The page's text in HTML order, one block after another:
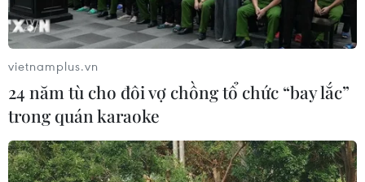
vietnamplus.vn
24 năm tù cho đôi vợ chồng tổ chức “bay lắc”
trong quán karaoke